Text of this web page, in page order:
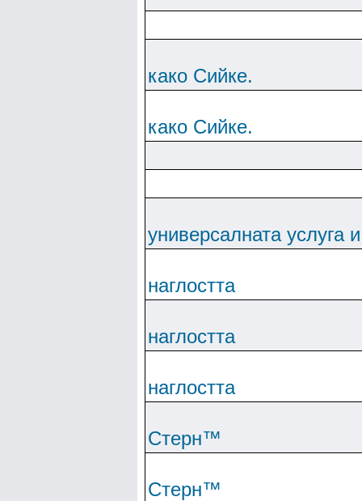
како Сийке.
како Сийке.
универсалната услуга
наглостта
наглостта
наглостта
Cтepн™
Cтepн™